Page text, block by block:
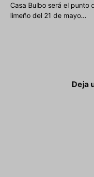
Casa Bulbo será el punto
limeño del 21 de mayo…
Deja